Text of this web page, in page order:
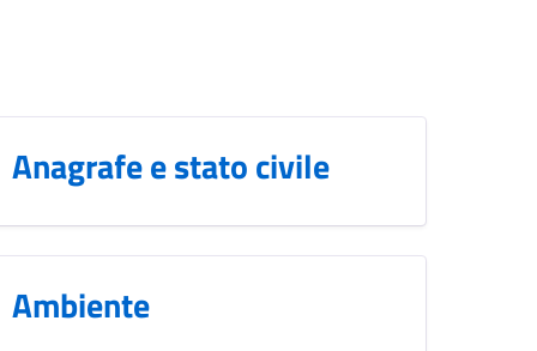
Anagrafe e stato civile
Ambiente